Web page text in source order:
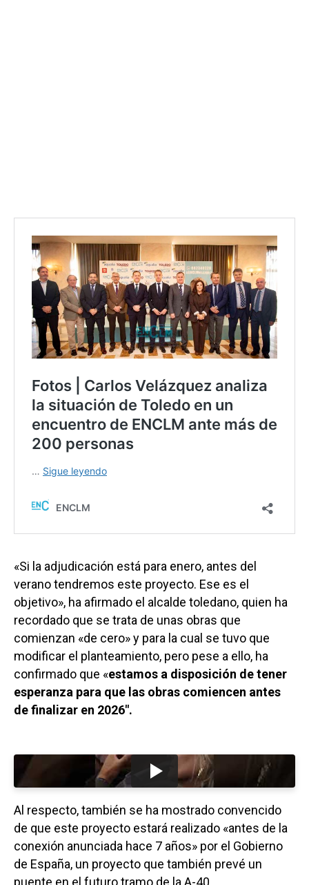
«Si la adjudicación está para enero, antes del
verano tendremos este proyecto. Ese es el
objetivo», ha afirmado el alcalde toledano, quien ha
recordado que se trata de unas obras que
comienzan «de cero» y para la cual se tuvo que
modificar el planteamiento, pero pese a ello, ha
confirmado que «estamos a disposición de tener
esperanza para que las obras comiencen antes
de finalizar en 2026″.
Al respecto, también se ha mostrado convencido
de que este proyecto estará realizado «antes de la
conexión anunciada hace 7 años» por el Gobierno
de España, un proyecto que también prevé un
puente en el futuro tramo de la A-40.